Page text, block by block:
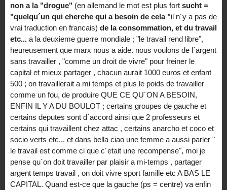
non a la "drogue" (en allemand le mot est plus fort sucht =
"quelqu´un qui cherche qui a besoin de cela "il n´y a pas de
vrai traduction en francais) de la consommation, et du travail
etc... a la deuxieme guerre mondiale ; "le travail rend libre",
heureusement que marx nous a aide. nous voulons de l´argent
sans travailler , "comme un droit de vivre" pour freiner le
capital et mieux partager , chacun aurait 1000 euros et enfant
500 ; on travaillerait a mi temps et plus le poids de travailler
comme un fou, de produire QUE CE QU´ON A BESOIN,
ENFIN IL Y A DU BOULOT ; certains groupes de gauche et
certains deputes sont d´accord ainsi que 2 professeurs et
certains qui travaillent chez attac , certains anarcho et coco et
socio verts etc... et dans bella ciao une femme a aussi parler "
le travail est comme ci que c´etait une recompense", moi je
pense qu´on doit travailler par plaisir a mi-temps , partager
argent temps travail , on doit vivre sport famille etc A BAS LE
CAPITAL. Quand est-ce que la gauche (ps = centre) va enfin